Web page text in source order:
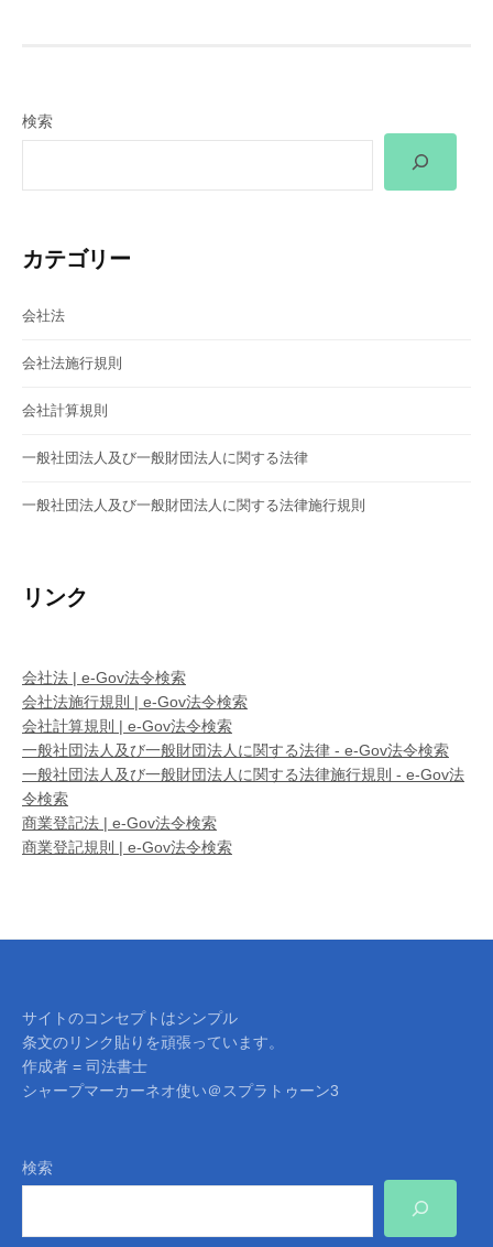
シ
ョ
検索
カテゴリー
会社法
会社法施行規則
会社計算規則
一般社団法人及び一般財団法人に関する法律
一般社団法人及び一般財団法人に関する法律施行規則
リンク
会社法 | e-Gov法令検索
会社法施行規則 | e-Gov法令検索
会社計算規則 | e-Gov法令検索
一般社団法人及び一般財団法人に関する法律 - e-Gov法令検索
一般社団法人及び一般財団法人に関する法律施行規則 - e-Gov法
令検索
商業登記法 | e-Gov法令検索
商業登記規則 | e-Gov法令検索
サイトのコンセプトはシンプル
条文のリンク貼りを頑張っています。
作成者 = 司法書士
シャープマーカーネオ使い＠スプラトゥーン3
検索